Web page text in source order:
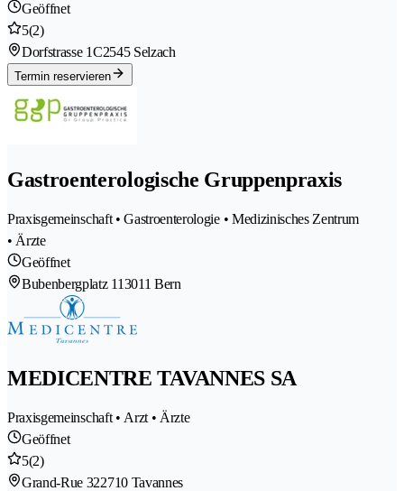
Geöffnet
5(2)
Dorfstrasse 1C2545 Selzach
Termin reservieren
Gastroenterologische Gruppenpraxis
Praxisgemeinschaft • Gastroenterologie • Medizinisches Zentrum
• Ärzte
Geöffnet
Bubenbergplatz 113011 Bern
MEDICENTRE TAVANNES SA
Praxisgemeinschaft • Arzt • Ärzte
Geöffnet
5(2)
Grand-Rue 322710 Tavannes